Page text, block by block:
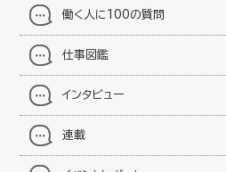
働く人に100の質問
仕事図鑑
インタビュー
連載